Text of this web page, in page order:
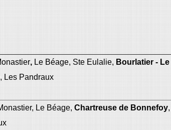
, Le Béage, Ste Eulalie, Bourlatier - Le
Les Pandraux
Le Béage, Chartreuse de Bonnefoy